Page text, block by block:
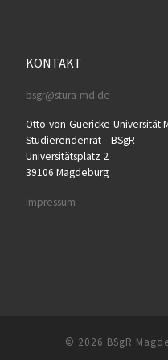
KONTAKT
bsgr@stura-md.de
Otto-von-Guericke-Universität
Studierendenrat – BSgR
Universitätsplatz 2
39106 Magdeburg
Impressum
© 2026 BSgR